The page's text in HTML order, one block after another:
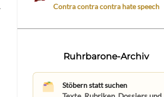
Contra contra contra hate speech
Ruhrbarone-Archiv
Stöbern statt suchen